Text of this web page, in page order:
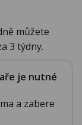
můžete
3 týdny.
je nutné
a zabere